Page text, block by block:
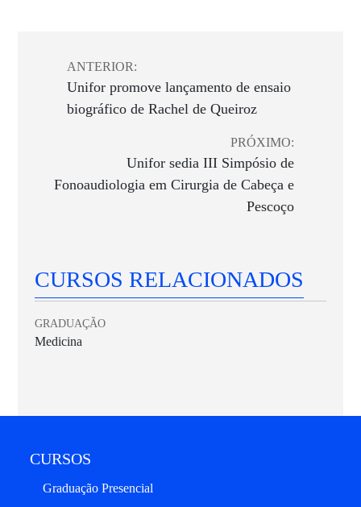
ANTERIOR:
Unifor promove lançamento de ensaio
biográfico de Rachel de Queiroz
PRÓXIMO:
Unifor sedia III Simpósio de
Fonoaudiologia em Cirurgia de Cabeça e
Pescoço
CURSOS RELACIONADOS
GRADUAÇÃO
Medicina
CURSOS
Graduação Presencial